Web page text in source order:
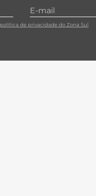
política de privacidade do Zona Sul